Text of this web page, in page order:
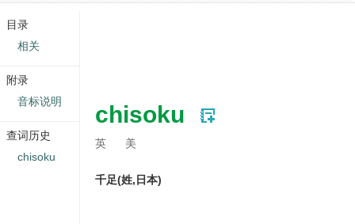
chisoku
英 美
千足(姓,日本)
目录
相关
附录
音标说明
查词历史
chisoku